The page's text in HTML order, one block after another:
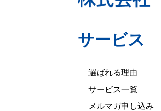
サービス
選ばれる理由
サービス一覧
メルマガ申し込み